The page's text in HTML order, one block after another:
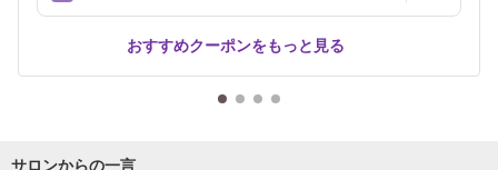
おすすめクーポンをもっと見る
サロンからの一言